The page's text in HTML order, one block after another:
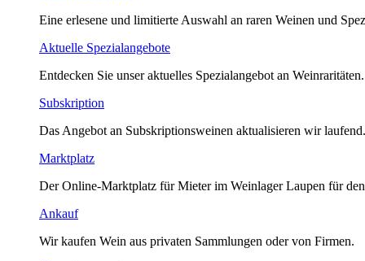
Eine erlesene und limitierte Auswahl an raren Weinen und
Aktuelle Spezialangebote
Entdecken Sie unser aktuelles Spezialangebot an Weinraritäten.
Subskription
Das Angebot an Subskriptionsweinen aktualisieren wir laufend.
Marktplatz
Der Online-Marktplatz für Mieter im Weinlager Laupen für
Ankauf
Wir kaufen Wein aus privaten Sammlungen oder von Firmen.